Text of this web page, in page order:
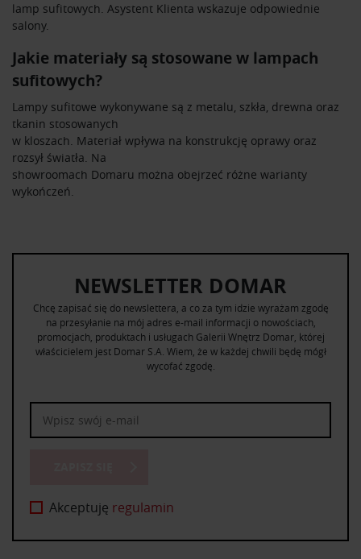
lamp sufitowych. Asystent Klienta wskazuje odpowiednie
salony.
Jakie materiały są stosowane w lampach
sufitowych?
Lampy sufitowe wykonywane są z metalu, szkła, drewna oraz
tkanin stosowanych
w kloszach. Materiał wpływa na konstrukcję oprawy oraz
rozsył światła. Na
showroomach Domaru można obejrzeć różne warianty
wykończeń.
NEWSLETTER DOMAR
Chcę zapisać się do newslettera, a co za tym idzie wyrażam zgodę
na przesyłanie na mój adres e-mail informacji o nowościach,
promocjach, produktach i usługach Galerii Wnętrz Domar, której
właścicielem jest Domar S.A. Wiem, że w każdej chwili będę mógł
wycofać zgodę.
Akceptuję regulamin